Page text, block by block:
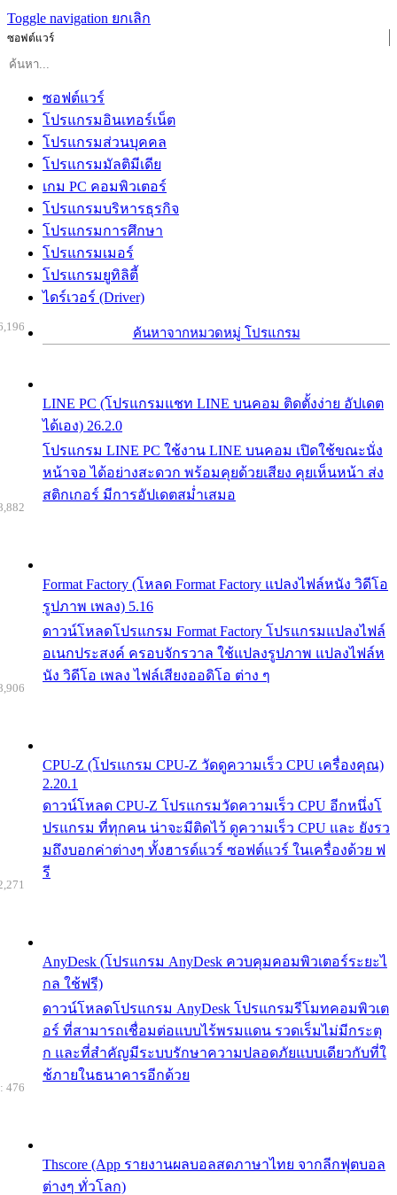
Toggle navigation ยกเลิก
ซอฟต์แวร์
ซอฟต์แวร์
โปรแกรมอินเทอร์เน็ต
โปรแกรมส่วนบุคคล
โปรแกรมมัลติมีเดีย
เกม PC คอมพิวเตอร์
โปรแกรมบริหารธุรกิจ
โปรแกรมการศึกษา
โปรแกรมเมอร์
โปรแกรมยูทิลิตี้
ไดร์เวอร์ (Driver)
ค้นหาจากหมวดหมู่ โปรแกรม
LINE PC (โปรแกรมแชท LINE บนคอม ติดตั้งง่าย อัปเดต
ได้เอง) 26.2.0
โปรแกรม LINE PC ใช้งาน LINE บนคอม เปิดใช้ขณะนั่ง
หน้าจอ ได้อย่างสะดวก พร้อมคุยด้วยเสียง คุยเห็นหน้า ส่ง
สติกเกอร์ มีการอัปเดตสม่ำเสมอ
Format Factory (โหลด Format Factory แปลงไฟล์หนัง วิดีโอ
รูปภาพ เพลง) 5.16
ดาวน์โหลดโปรแกรม Format Factory โปรแกรมแปลงไฟล์
อเนกประสงค์ ครอบจักรวาล ใช้แปลงรูปภาพ แปลงไฟล์ห
นัง วิดีโอ เพลง ไฟล์เสียงออดิโอ ต่าง ๆ
CPU-Z (โปรแกรม CPU-Z วัดดูความเร็ว CPU เครื่องคุณ)
2.20.1
ดาวน์โหลด CPU-Z โปรแกรมวัดความเร็ว CPU อีกหนึ่งโ
ปรแกรม ที่ทุกคน น่าจะมีติดไว้ ดูความเร็ว CPU และ ยังรว
มถึงบอกค่าต่างๆ ทั้งฮารด์แวร์ ซอฟต์แวร์ ในเครื่องด้วย ฟ
รี
AnyDesk (โปรแกรม AnyDesk ควบคุมคอมพิวเตอร์ระยะไ
กล ใช้ฟรี)
ดาวน์โหลดโปรแกรม AnyDesk โปรแกรมรีโมทคอมพิวเต
อร์ ที่สามารถเชื่อมต่อแบบไร้พรมแดน รวดเร็มไม่มีกระตุ
ก และที่สำคัญมีระบบรักษาความปลอดภัยแบบเดียวกับที่ใ
ช้ภายในธนาคารอีกด้วย
Thscore (App รายงานผลบอลสดภาษาไทย จากลีกฟุตบอล
ต่างๆ ทั่วโลก)
476